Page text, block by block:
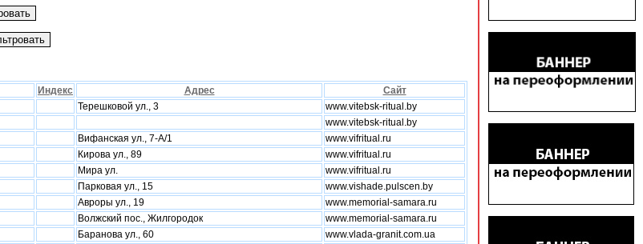
Индекс Адрес
Сайт
Терешковой ул., 3
www.vitebsk-ritual.by
www.vitebsk-ritual.by
Вифанская ул., 7-А/1
www.vifritual.ru
Кирова ул., 89
www.vifritual.ru
Мира ул.
www.vifritual.ru
Парковая ул., 15
www.vishade.pulscen.by
Авроры ул., 19
www.memorial-samara.ru
Волжский пос., Жилгородок
www.memorial-samara.ru
Баранова ул., 60
www.vlada-granit.com.ua